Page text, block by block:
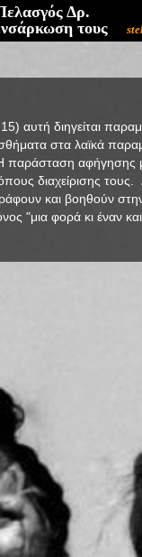
Δρ.
τους
διηγείται
στα λαϊκά
παράσταση
διαχείρισης
και βοηθούν
"μια φορά κι έναν